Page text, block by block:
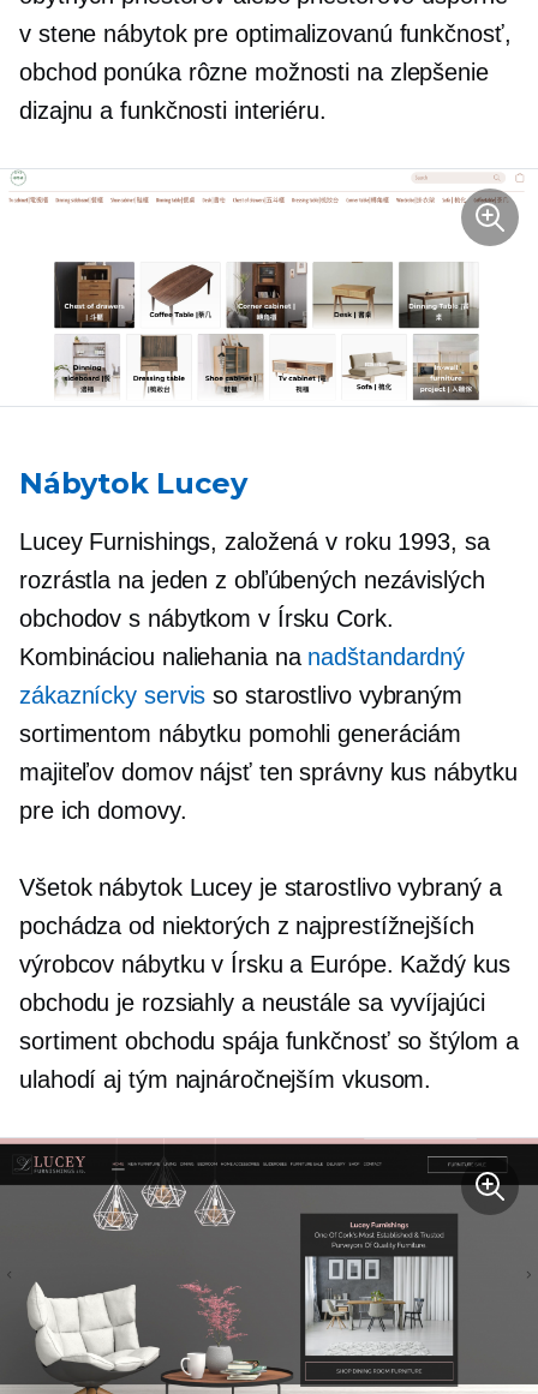
v stene nábytok pre optimalizovanú funkčnosť,
obchod ponúka rôzne možnosti na zlepšenie
dizajnu a funkčnosti interiéru.
Nábytok Lucey
Lucey Furnishings, založená v roku 1993, sa
rozrástla na jeden z obľúbených nezávislých
obchodov s nábytkom v Írsku Cork.
Kombináciou naliehania na nadštandardný
zákaznícky servis so starostlivo vybraným
sortimentom nábytku pomohli generáciám
majiteľov domov nájsť ten správny kus nábytku
pre ich domovy.
Všetok nábytok Lucey je starostlivo vybraný a
pochádza od niektorých z najprestížnejších
výrobcov nábytku v Írsku a Európe. Každý kus
obchodu je rozsiahly a neustále sa vyvíjajúci
sortiment obchodu spája funkčnosť so štýlom a
ulahodí aj tým najnáročnejším vkusom.